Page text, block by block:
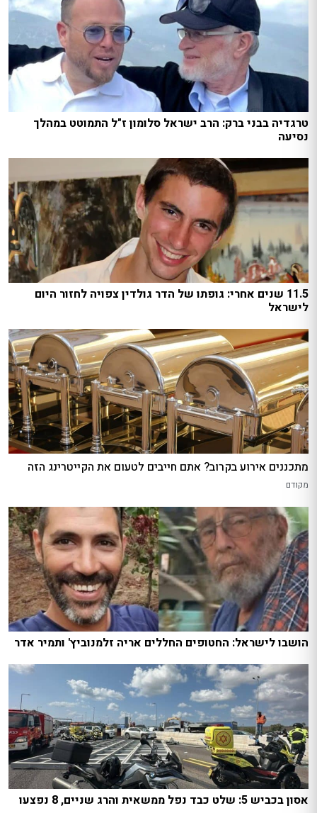
טרגדיה בבני ברק: הרב ישראל סלומון ז"ל התמוטט במהלך
נסיעה
11.5 שנים אחרי: גופתו של הדר גולדין צפויה לחזור היום
לישראל
מתכננים אירוע בקרוב? אתם חייבים לטעום את הקייטרינג הזה
מקודם
הושבו לישראל: החטופים החללים אריה זלמנוביץ' ותמיר אדר
אסון בכביש 5: שלט כבד נפל ממשאית והרג שניים, 8 נפצעו